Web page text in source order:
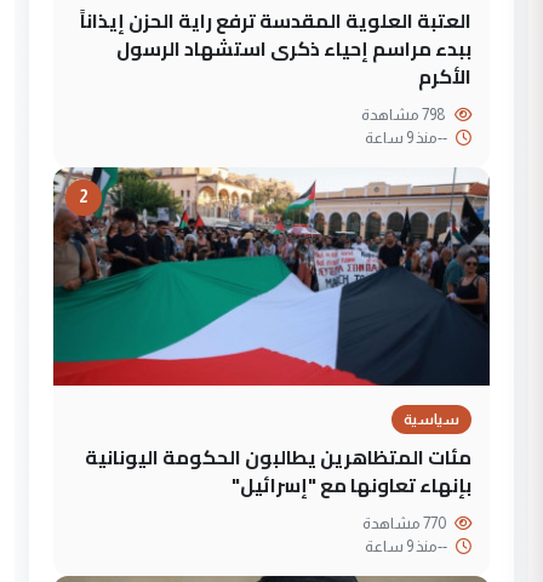
العتبة العلوية المقدسة ترفع راية الحزن إيذاناً
ببدء مراسم إحياء ذكرى استشهاد الرسول
الأكرم
--منذ 9 ساعة
2
سياسية
مئات المتظاهرين يطالبون الحكومة اليونانية
بإنهاء تعاونها مع "إسرائيل"
--منذ 9 ساعة